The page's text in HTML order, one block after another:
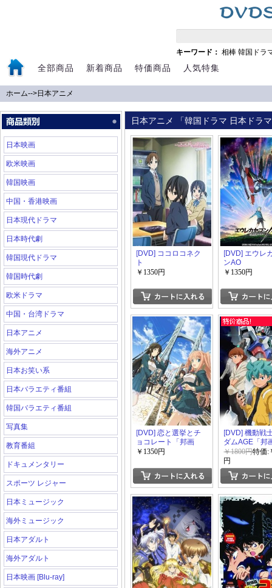
キーワード： 相棒 韓国ドラ
全部商品 新着商品 特価商品 人気特集
ホーム-->日本アニメ
日本映画
欧米映画
韓国映画
中国・香港映画
日本現代ドラマ
日本時代劇
韓国現代ドラマ
韓国時代劇
欧米ドラマ
中国・台湾ドラマ
日本アニメ
海外アニメ
日本お笑い系
日本バラエティ番組
韓国バラエティ番組
写真集
教育番組
ドキュメンタリー
スポーツ レジャー
日本ミュージック
海外ミュージック
日本アダルト
海外アダルト
日本映画 [Blu-ray]
日本アニメ 「韓国ドラマ 日本ドラ
[DVD] ココロコネク
ト
￥1350円
[DVD] エウレ
ンAO
￥1350円
[DVD] 恋と選挙とチ
ョコレート「邦画
DVD アニメ」
￥1350円
[DVD] 機動戦
ダムAGE「邦
アニメ」
￥1800円特価:
円